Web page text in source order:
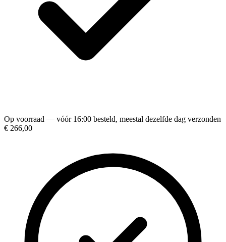
Op voorraad — vóór 16:00 besteld, meestal dezelfde dag verzonden
€ 266,00